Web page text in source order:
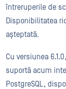
întreruperile de
Disponibilitatea
așteptată.
Cu versiunea
suportă acum
PostgreSQL,